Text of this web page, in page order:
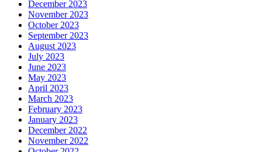
December 2023
November 2023
October 2023
September 2023
August 2023
July 2023
June 2023
May 2023
April 2023
March 2023
February 2023
January 2023
December 2022
November 2022